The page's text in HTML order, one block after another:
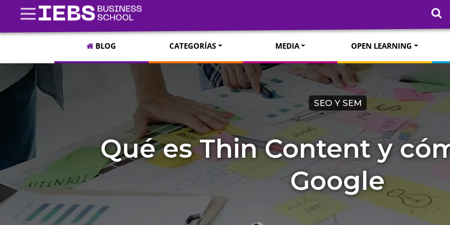
BLOG CATEGORÍAS MEDIA OPEN LEARNING
SEO Y SEM
Qué es Thin Content y
Google